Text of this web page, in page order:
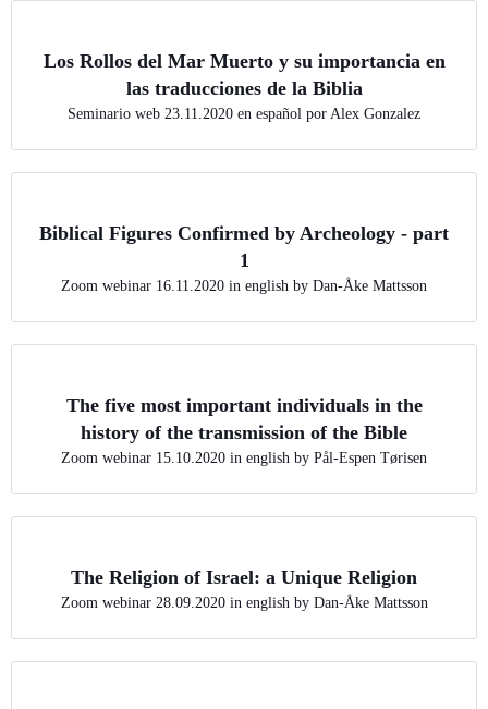
Los Rollos del Mar Muerto y su importancia en
las traducciones de la Biblia
Seminario web 23.11.2020 en español por Alex Gonzalez
Biblical Figures Confirmed by Archeology - part
1
Zoom webinar 16.11.2020 in english by Dan-Åke Mattsson
The five most important individuals in the
history of the transmission of the Bible
Zoom webinar 15.10.2020 in english by Pål-Espen Tørisen
The Religion of Israel: a Unique Religion
Zoom webinar 28.09.2020 in english by Dan-Åke Mattsson